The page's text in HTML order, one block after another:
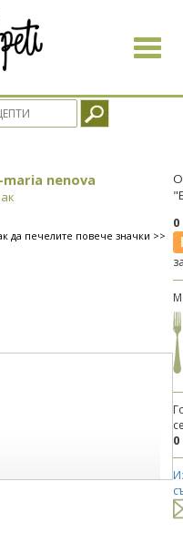
Toggle
nenova
да печелите повече значки >>
0